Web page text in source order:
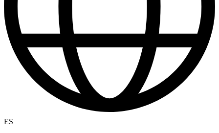
ES